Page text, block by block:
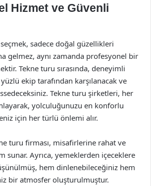
Hizmet ve Güvenli
seçmek, sadece doğal güzellikleri
gelmez, aynı zamanda profesyonel bir
Tekne turu sırasında, deneyimli
ekip tarafından karşılanacak ve
Tekne turu şirketleri, her
yolculuğunuzu en konforlu
için her türlü önlemi alır.
turu firması, misafirlerine rahat ve
sunar. Ayrıca, yemeklerden içeceklere
hem dinlenebileceğiniz hem
bir atmosfer oluşturulmuştur.